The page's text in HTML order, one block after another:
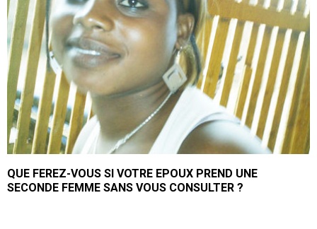
QUE FEREZ-VOUS SI VOTRE EPOUX PREND UNE
SECONDE FEMME SANS VOUS CONSULTER ?